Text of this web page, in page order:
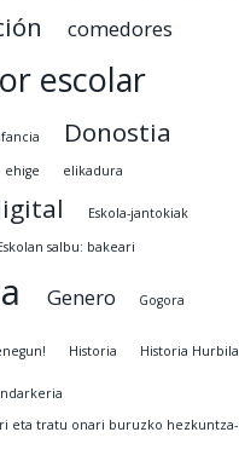
comedores
escolar
Donostia
ehige elikadura
Eskola-jantokiak
salbu: bakeari
Genero Gogora
Historia Historia Hurbila
eta tratu onari buruzko hezkuntza-